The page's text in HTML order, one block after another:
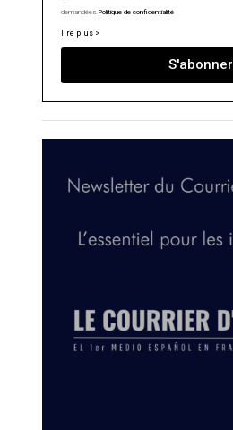
demandées. Politique de confidentialité
lire plus >
S'abonner